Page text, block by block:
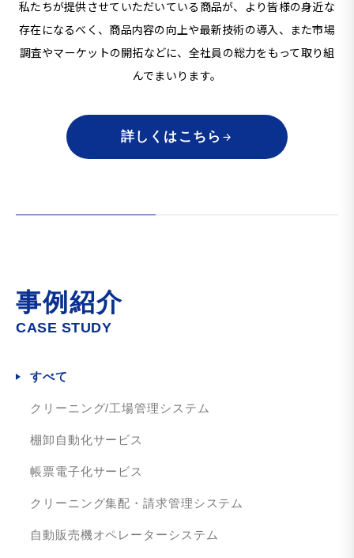
私たちが提供させていただいている商品が、より皆様の身近な
存在になるべく、商品内容の向上や最新技術の導入、 また市場
調査やマーケットの開拓などに、全社員の総力をもって取り組
んでまいります。
詳しくはこちら
CASE STUDY
事例紹介
すべて
クリーニング/工場管理システム
棚卸自動化サービス
帳票電子化サービス
クリーニング集配・請求管理システム
自動販売機オペレーターシステム